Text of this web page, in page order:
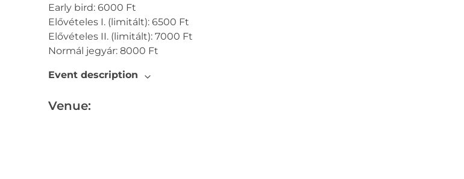
Early bird: 6000 Ft
Elővételes I. (limitált): 6500 Ft
Elővételes II. (limitált): 7000 Ft
Normál jegyár: 8000 Ft
Event description
Venue: